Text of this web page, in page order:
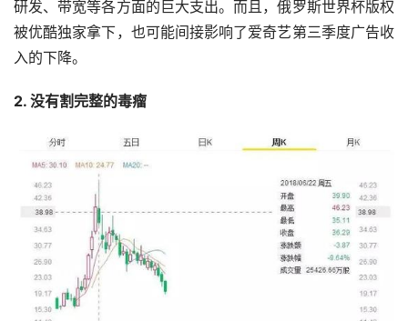
研发、带宽等各方面的巨大支出。而且，俄罗斯世界杯版权
被优酷独家拿下，也可能间接影响了爱奇艺第三季度广告收
入的下降。
2. 没有割完整的毒瘤